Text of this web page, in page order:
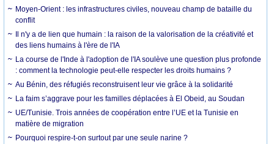
Moyen-Orient : les infrastructures civiles, nouveau champ de bataille du
conflit
Il n'y a de lien que humain : la raison de la valorisation de la créativité et
des liens humains à l'ère de l'IA
La course de l'Inde à l'adoption de l'IA soulève une question plus profonde
: comment la technologie peut-elle respecter les droits humains ?
Au Bénin, des réfugiés reconstruisent leur vie grâce à la solidarité
La faim s’aggrave pour les familles déplacées à El Obeid, au Soudan
UE/Tunisie. Trois années de coopération entre l’UE et la Tunisie en
matière de migration
Pourquoi respire-t-on surtout par une seule narine ?